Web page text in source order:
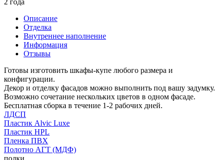
Описание
Отделка
Внутреннее наполнение
Информация
Отзывы
Готовы изготовить шкафы-купе любого размера и
конфигурации.
Декор и отделку фасадов можно выполнить под вашу задумку.
Возможно сочетание нескольких цветов в одном фасаде.
Бесплатная сборка в течение 1-2 рабочих дней.
ЛДСП
Пластик Alvic Luxe
Пластик HPL
Пленка ПВХ
Полотно АГТ (МДФ)
полки